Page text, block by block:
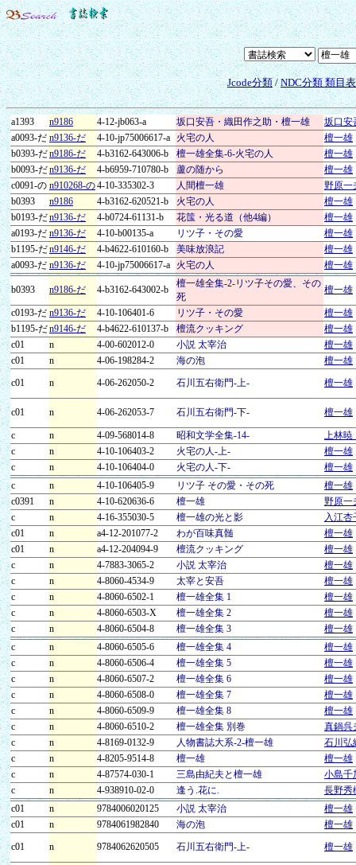
Jcode分類/NDC分類 類目
a1393 n9186 4-12-jb063-a 坂口安吾・織田作之助・檀一雄
坂口安
a0093-だ n9136-だ 4-10-jp75006617-a 火宅の人
檀一雄
b0393-だn9186-だ 4-b3162-643006-b 檀一雄全集-6-火宅の人
檀一雄
b0093-だn9136-だ 4-b6959-710780-b 蘆の随から
檀一雄
c0091-の n910268-の4-10-335302-3 人間檀一雄
野原一
b0393
n9186 4-b3162-620521-b 火宅の人
檀一雄
b0193-だn9136-だ 4-b0724-61131-b 花筺・光る道（他4編）
檀一雄
a0193-だ n9136-だ 4-10-b00135-a リツ子・その愛
檀一雄
b1195-だn9146-だ 4-b4622-610160-b 美味放浪記
檀一雄
a0093-だ n9136-だ 4-10-jp75006617-a 火宅の人 檀一雄
b0393 n9186-だ 4-b3162-643002-b
檀一雄全集-2-リツ子その愛、その
死
檀一雄
c0193-だ n9136-だ 4-10-106401-6 リツ子・その愛
檀一雄
b1195-だn9146-だ 4-b4622-610137-b 檀流クッキング
檀一雄
c01
n 4-00-602012-0 小説 太宰治
檀一雄
c01
n 4-06-198284-2 海の泡
檀一雄
c01
n 4-06-262050-2 石川五右衛門-上- 檀一雄
c01 n 4-06-262053-7 石川五右衛門-下- 檀一雄
c n 4-09-568014-8 昭和文学全集-14-
上林暁
c
n 4-10-106403-2 火宅の人-上-
檀一雄
c
n 4-10-106404-0 火宅の人-下-
檀一雄
c
n 4-10-106405-9 リツ子 その愛・その死
檀一雄
c0391
n 4-10-620636-6 檀一雄
野原一
c
n 4-16-355030-5 檀一雄の光と影
入江杏
c01
n a4-12-201077-2 わが百味真髄
檀一雄
c01
n a4-12-204094-9 檀流クッキング
檀一雄
c
n 4-7883-3065-2 小説 太宰治
檀一雄
c
n 4-8060-4534-9 太宰と安吾
檀一雄
c
n 4-8060-6502-1 檀一雄全集 1
檀一雄
c
n 4-8060-6503-X 檀一雄全集 2
檀一雄
c
n 4-8060-6504-8 檀一雄全集 3
檀一雄
c
n 4-8060-6505-6 檀一雄全集 4
檀一雄
c
n 4-8060-6506-4 檀一雄全集 5
檀一雄
c
n 4-8060-6507-2 檀一雄全集 6
檀一雄
c
n 4-8060-6508-0 檀一雄全集 7
檀一雄
c
n 4-8060-6509-9 檀一雄全集 8
檀一雄
c
n 4-8060-6510-2 檀一雄全集 別巻
真鍋呉
c
n 4-8169-0132-9 人物書誌大系-2-檀一雄
石川弘
c
n 4-8205-9514-8 檀一雄
檀一雄
c
n 4-87574-030-1 三島由紀夫と檀一雄
小島千
c
n 4-938910-02-0 逢う.花に.
長野秀
c01
n 9784006020125 小説 太宰治
檀一雄
c01
n 9784061982840 海の泡
檀一雄
c01
n 9784062620505 石川五右衛門-上- 檀一雄